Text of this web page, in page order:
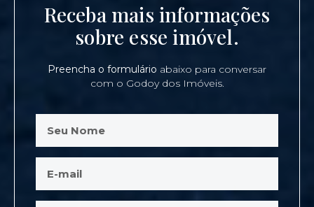
Receba mais informações
sobre esse imóvel.
Preencha o formulário abaixo para conversar
com o Godoy dos Imóveis.